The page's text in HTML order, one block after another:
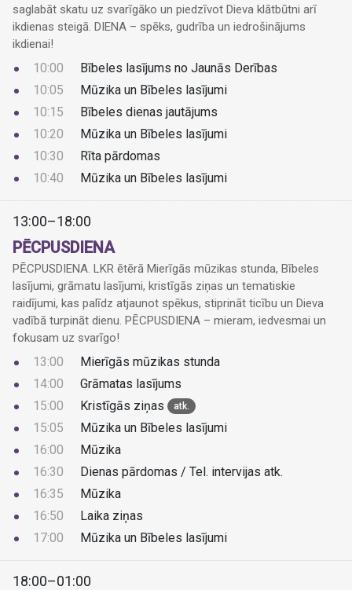
saglabāt skatu uz svarīgāko un piedzīvot Dieva klātbūtni arī
ikdienas steigā. DIENA – spēks, gudrība un iedrošinājums
ikdienai!
10:00
Bībeles lasījums no Jaunās Derības
10:05
Mūzika un Bībeles lasījumi
10:15
Bībeles dienas jautājums
10:20
Mūzika un Bībeles lasījumi
10:30
Rīta pārdomas
10:40
Mūzika un Bībeles lasījumi
13:00–18:00
PĒCPUSDIENA
PĒCPUSDIENA. LKR ētērā Mierīgās mūzikas stunda, Bībeles
lasījumi, grāmatu lasījumi, kristīgās ziņas un tematiskie
raidījumi, kas palīdz atjaunot spēkus, stiprināt ticību un Dieva
vadībā turpināt dienu. PĒCPUSDIENA – mieram, iedvesmai un
fokusam uz svarīgo!
13:00
Mierīgās mūzikas stunda
14:00
Grāmatas lasījums
15:00
Kristīgās ziņas atk.
15:05
Mūzika un Bībeles lasījumi
16:00
Mūzika
16:30
Dienas pārdomas / Tel. intervijas atk.
16:35
Mūzika
16:50
Laika ziņas
17:00
Mūzika un Bībeles lasījumi
18:00–01:00